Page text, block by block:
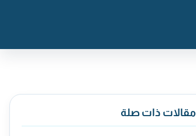
مقالات ذات صلة